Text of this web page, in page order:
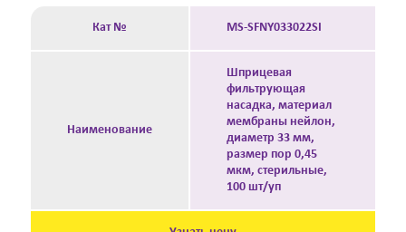
Кат № MS-SFNY033022SI
Наименование
Шприцевая
фильтрующая
насадка, материал
мембраны нейлон,
диаметр 33 мм,
размер пор 0,45
мкм, стерильные,
100 шт/уп